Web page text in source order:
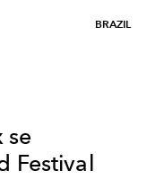
BRAZIL
se
Festival